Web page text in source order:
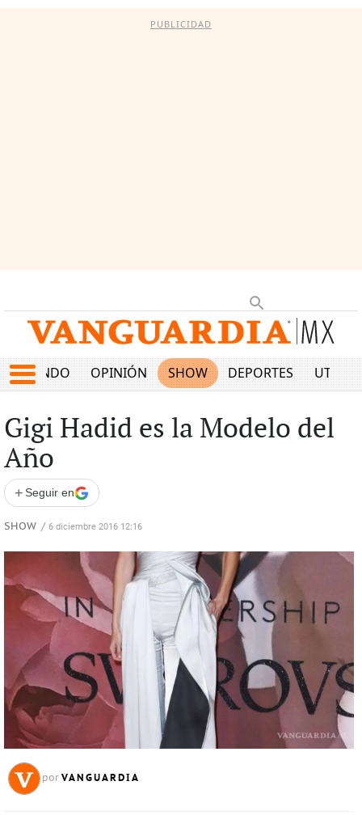
PUBLICIDAD
MUNDO OPINIÓN SHOW DEPORTES
Gigi Hadid es la Modelo del
Año
+ Seguir en
SHOW / 6 diciembre 2016 12:16
por VANGUARDIA